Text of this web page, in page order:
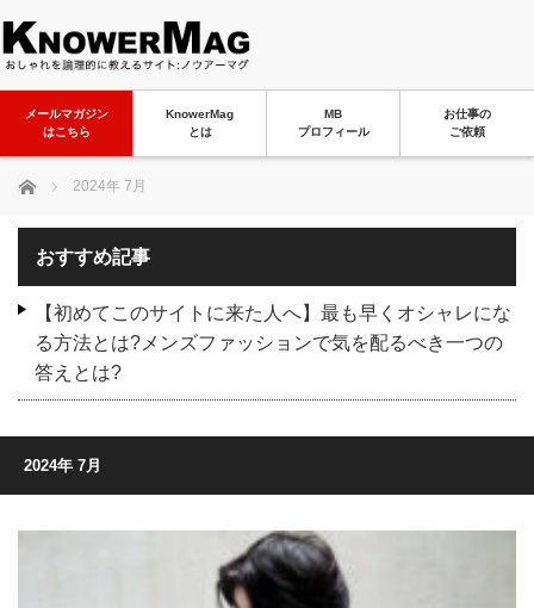
メールマガジン
はこちら
KnowerMag
とは
MB
プロフィール
お仕事の
ご依頼
ホーム 2024年 7月
おすすめ記事
【初めてこのサイトに来た人へ】最も早くオシャレにな
る方法とは?メンズファッションで気を配るべき一つの
答えとは?
2024年 7月